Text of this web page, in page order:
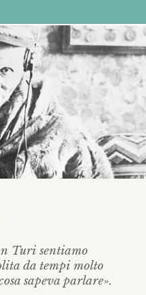
Turi sentiamo
da tempi molto
sapeva parlare».